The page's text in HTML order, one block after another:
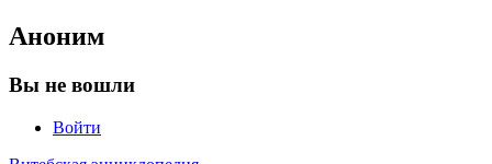
Аноним
Вы не вошли
Войти